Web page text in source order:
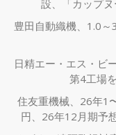
設、「カップ
豊田自動織機、1.0
日精エー・エス・ビ
第4工場
住友重機械、26年1
円、26年12月期予